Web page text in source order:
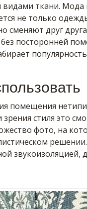
ткани. Мода
не только
сменяют друг
посторонней
помещения
стиля это
фото, на
звукоизоляцией,